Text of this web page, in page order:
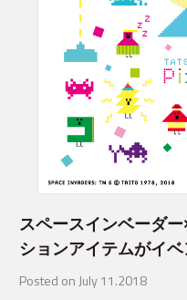
スペースインベーダ
ションアイテムがイベ
Posted on July 11.2018